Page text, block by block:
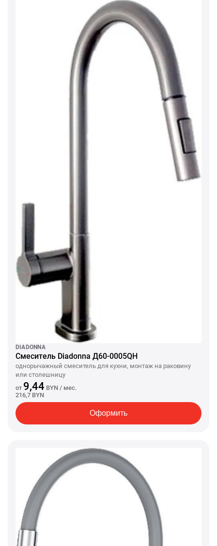
DIADONNA
Смеситель Diadonna Д60-0005QH
однорычажный смеситель для кухни, монтаж на раковину
или столешницу
от 9,44 BYN / мес.
216,7 BYN
Оформить